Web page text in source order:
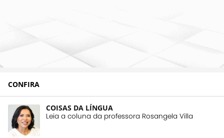
CONFIRA
COISAS DA LÍNGUA
Leia a coluna da professora Rosangela Villa